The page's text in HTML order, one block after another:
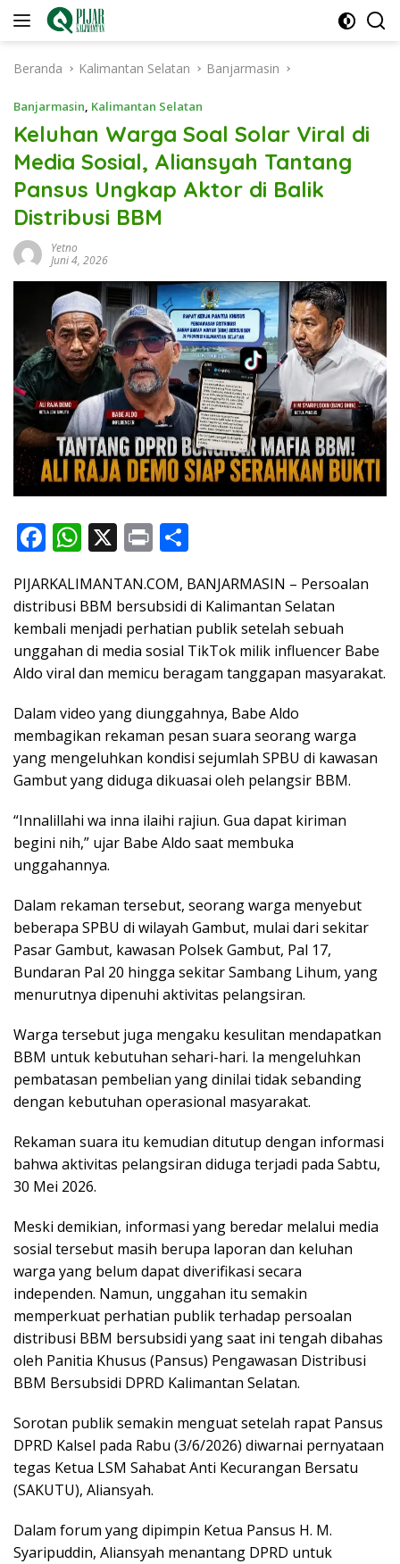
Langsung
Beranda
Kalimantan Selatan Banjarmasin
Banjarmasin, Kalimantan Selatan
Keluhan Warga Soal Solar Viral di
Media Sosial, Aliansyah Tantang
Pansus Ungkap Aktor di Balik
Distribusi BBM
Yetno
Juni 4, 2026
F
e
b
o
o
k
W
at
s
A
p
p
X Pr
t ar
e
PIJARKALIMANTAN.COM, BANJARMASIN – Persoalan
distribusi BBM bersubsidi di Kalimantan Selatan
kembali menjadi perhatian publik setelah sebuah
unggahan di media sosial TikTok milik influencer Babe
Aldo viral dan memicu beragam tanggapan masyarakat.
Dalam video yang diunggahnya, Babe Aldo
membagikan rekaman pesan suara seorang warga
yang mengeluhkan kondisi sejumlah SPBU di kawasan
Gambut yang diduga dikuasai oleh pelangsir BBM.
“Innalillahi wa inna ilaihi rajiun. Gua dapat kiriman
begini nih,” ujar Babe Aldo saat membuka
unggahannya.
Dalam rekaman tersebut, seorang warga menyebut
beberapa SPBU di wilayah Gambut, mulai dari sekitar
Pasar Gambut, kawasan Polsek Gambut, Pal 17,
Bundaran Pal 20 hingga sekitar Sambang Lihum, yang
menurutnya dipenuhi aktivitas pelangsiran.
Warga tersebut juga mengaku kesulitan mendapatkan
BBM untuk kebutuhan sehari-hari. Ia mengeluhkan
pembatasan pembelian yang dinilai tidak sebanding
dengan kebutuhan operasional masyarakat.
Rekaman suara itu kemudian ditutup dengan informasi
bahwa aktivitas pelangsiran diduga terjadi pada Sabtu,
30 Mei 2026.
Meski demikian, informasi yang beredar melalui media
sosial tersebut masih berupa laporan dan keluhan
warga yang belum dapat diverifikasi secara
independen. Namun, unggahan itu semakin
memperkuat perhatian publik terhadap persoalan
distribusi BBM bersubsidi yang saat ini tengah dibahas
oleh Panitia Khusus (Pansus) Pengawasan Distribusi
BBM Bersubsidi DPRD Kalimantan Selatan.
Sorotan publik semakin menguat setelah rapat Pansus
DPRD Kalsel pada Rabu (3/6/2026) diwarnai pernyataan
tegas Ketua LSM Sahabat Anti Kecurangan Bersatu
(SAKUTU), Aliansyah.
Dalam forum yang dipimpin Ketua Pansus H. M.
Syaripuddin, Aliansyah menantang DPRD untuk